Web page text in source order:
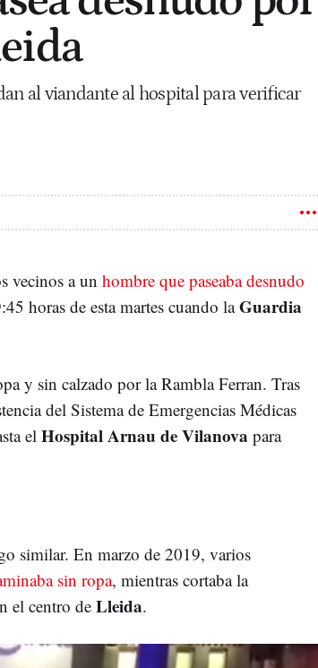
al viandante al hospital para verificar
vecinos a un hombre que paseaba desnudo
horas de esta martes cuando laGuardia
y sin calzado por la Rambla Ferran. Tras
del Sistema de Emergencias Médicas
el Hospital Arnau de Vilanova para
similar. En marzo de 2019, varios
sin ropa, mientras cortaba la
el centro de Lleida.